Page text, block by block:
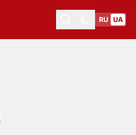
Toggle themeToggle theme
RU UA